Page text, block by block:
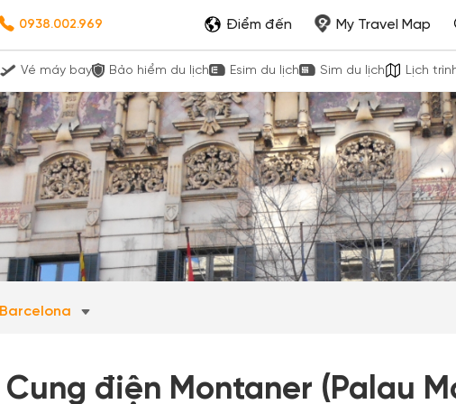
0938.002.969 Điểm đến My Travel Map
Vé máy bay Bảo hiểm du lịch Esim du lịch Sim du lịch Lịch
Barcelona
Cung điện Montaner (Palau